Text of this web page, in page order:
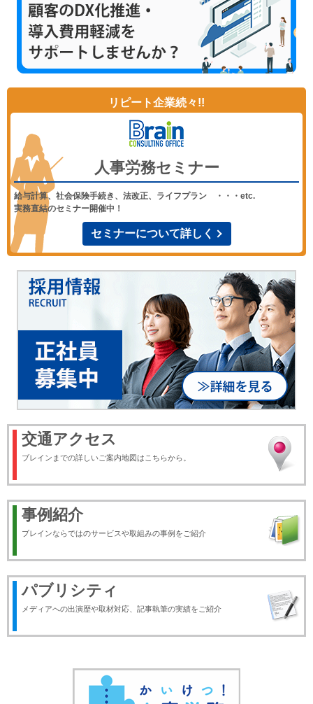
リピート企業続々!!
人事労務セミナー
給与計算、社会保険手続き、法改正、ライフプラン ・・・etc.
実務直結のセミナー開催中！
セミナーについて詳しく
交通アクセス
ブレインまでの詳しいご案内地図はこちらから。
事例紹介
ブレインならではのサービスや取組みの事例をご紹介
パブリシティ
メディアへの出演歴や取材対応、記事執筆の実績をご紹介